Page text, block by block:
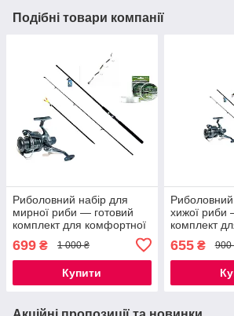
Подібні товари компанії
Риболовний набір для
мирної риби — готовий
комплект для комфортної
699 ₴ 1 000 ₴
Купити
хижої риби
комплект
655₴ 900